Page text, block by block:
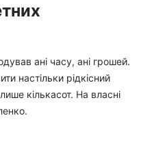
ані часу, ані грошей.
настільки рідкісний
кількасот. На власні